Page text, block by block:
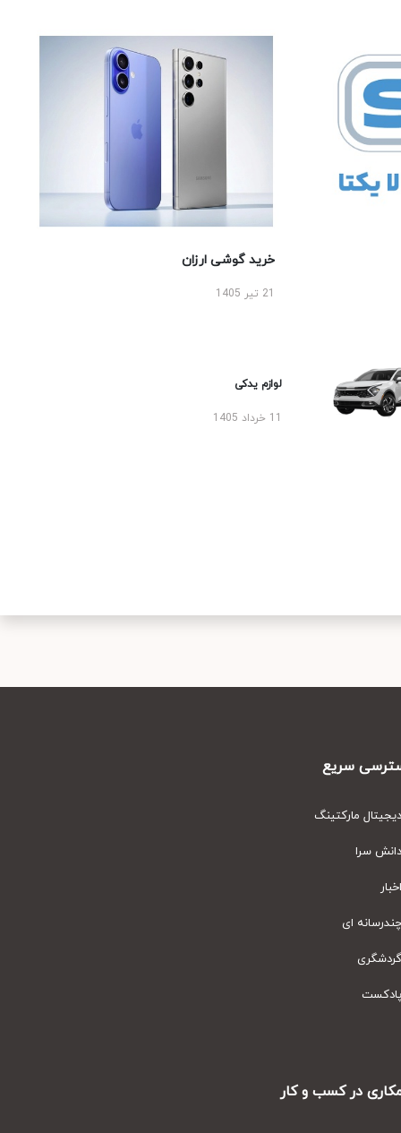
خرید گوشی ارزان
لوازم یدکی
سریع
مارکتینگ
سرا
ای
در کسب و کار